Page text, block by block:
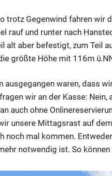
trotz Gegenwind fahren wir
rauf und runter nach
alt aber befestigt, zum Teil
größte Höhe mit 116m
ausgegangen waren, dass
wir an der Kasse:
auch ohne
unsere Mittagsrast auf
noch mal kommen.
notwendig ist. So